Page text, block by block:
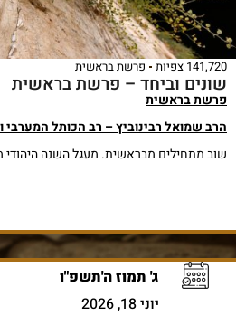
141,720 צפיות פרשת בראשית
שונים וביחד – פרשת בראשית
פרשת בראשית
הרב שמואל רבינוביץ – רב הכותל המערבי
שוב מתחילים מבראשית. מעגל השנה היהודי
ג' תמוז ה'תשפ"ו
יוני 18, 2026